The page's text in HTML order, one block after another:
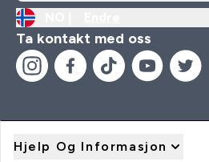
Ta kontakt med oss
Hjelp Og Informasjon